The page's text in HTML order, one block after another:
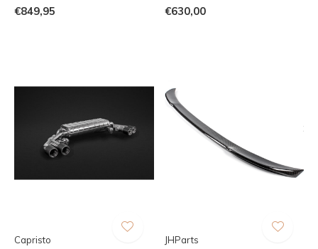
€849,95
€630,00
Capristo JHParts